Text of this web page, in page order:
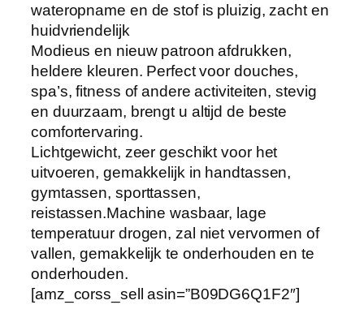
l
S
p
a
H
a
n
d
G
y
m
S
p
o
r
wateropname en de stof is pluizig, zacht en
huidvriendelijk
Modieus en nieuw patroon afdrukken,
heldere kleuren. Perfect voor douches,
spa’s, fitness of andere activiteiten, stevig
en duurzaam, brengt u altijd de beste
comfortervaring.
Lichtgewicht, zeer geschikt voor het
uitvoeren, gemakkelijk in handtassen,
gymtassen, sporttassen,
reistassen.Machine wasbaar, lage
temperatuur drogen, zal niet vervormen of
vallen, gemakkelijk te onderhouden en te
onderhouden.
[amz_corss_sell asin=”B09DG6Q1F2″]